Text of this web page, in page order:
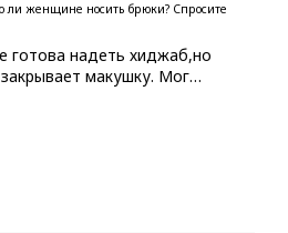
ли женщине носить брюки? Спросите
готова надеть хиджаб,но
макушку. Мог…